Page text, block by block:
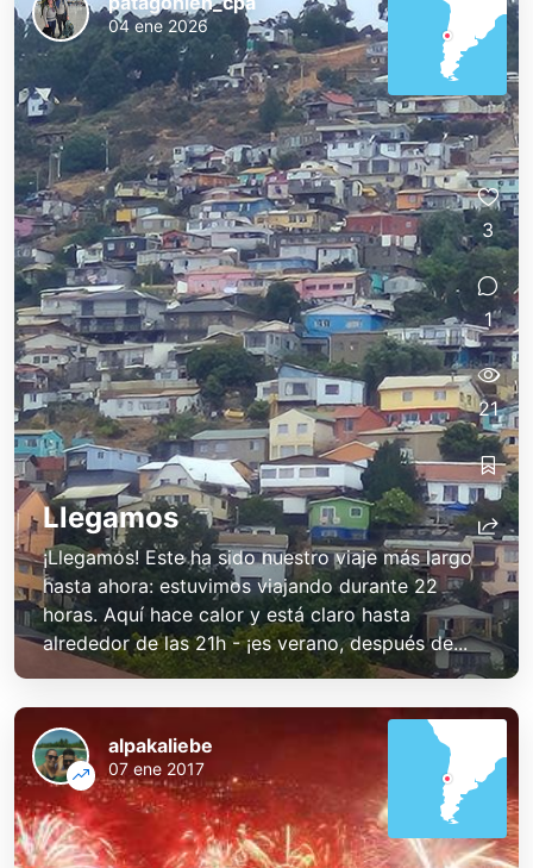
Llegamos
¡Llegamos! Este ha sido nuestro viaje más largo
hasta ahora: estuvimos viajando durante 22
horas. Aquí hace calor y está claro hasta
alrededor de las 21h - ¡es verano, después de...
04 ene 2026
3
1
21
alpakaliebe
07 ene 2017